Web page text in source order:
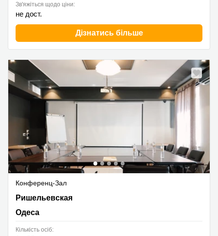
Зв'яжіться щодо ціни:
не дост.
Дізнатись більше
Конференц-Зал
Ришельевская 17, Одеса
Ришельевская
Одеса
Кількість осіб: